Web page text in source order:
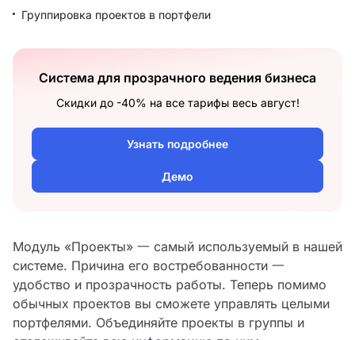
Модуль «Проекты» 一 самый используемый в нашей
системе. Причина его востребованности 一
удобство и прозрачность работы. Теперь помимо
обычных проектов вы сможете управлять целыми
портфелями. Объединяйте проекты в группы и
Группировка проектов в портфели
Система для прозрачного ведения бизнеса
Скидки до -40% на все тарифы весь август!
Узнать подробнее
Демо